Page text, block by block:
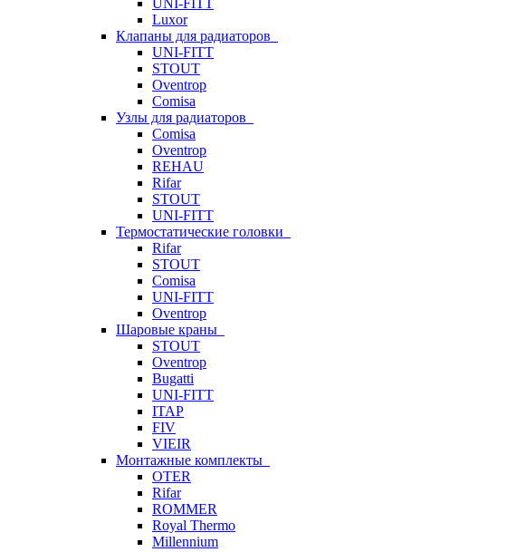
UNI-FITT
Luxor
Клапаны для радиаторов
UNI-FITT
STOUT
Oventrop
Comisa
Узлы для радиаторов
Comisa
Oventrop
REHAU
Rifar
STOUT
UNI-FITT
Термостатические головки
Rifar
STOUT
Comisa
UNI-FITT
Oventrop
Шаровые краны
STOUT
Oventrop
Bugatti
UNI-FITT
ITAP
FIV
VIEIR
Монтажные комплекты
OTER
Rifar
ROMMER
Royal Thermo
Millennium